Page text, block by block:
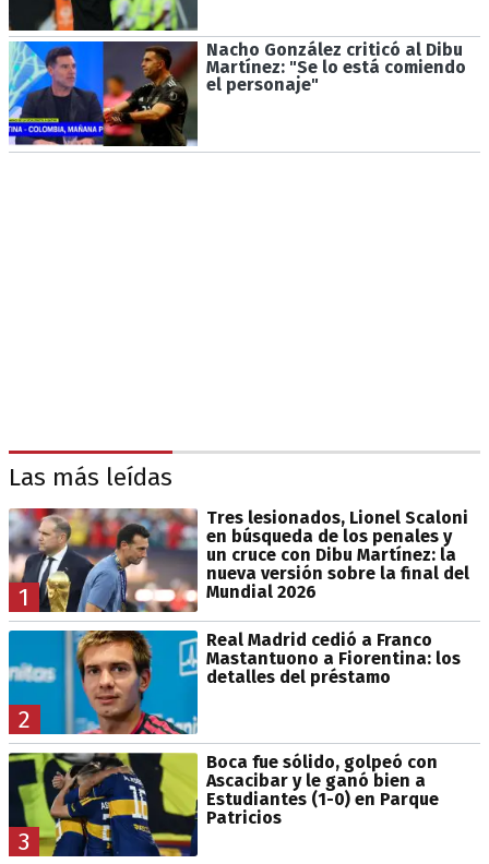
Nacho González criticó al Dibu
Martínez: "Se lo está comiendo
el personaje"
Las más leídas
1
Tres lesionados, Lionel Scaloni
en búsqueda de los penales y
un cruce con Dibu Martínez: la
nueva versión sobre la final del
Mundial 2026
2
Real Madrid cedió a Franco
Mastantuono a Fiorentina: los
detalles del préstamo
3
Boca fue sólido, golpeó con
Ascacibar y le ganó bien a
Estudiantes (1-0) en Parque
Patricios